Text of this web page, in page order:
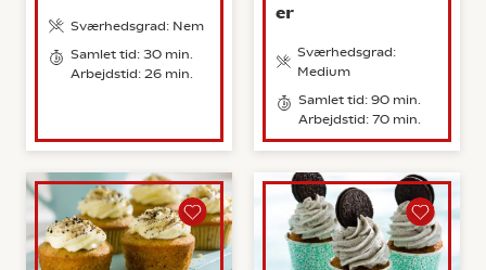
Sværhedsgrad: Nem
Samlet tid: 30 min.
Arbejdstid: 26 min.
er
Sværhedsgrad:
Medium
Samlet tid: 90 min.
Arbejdstid: 70 min.